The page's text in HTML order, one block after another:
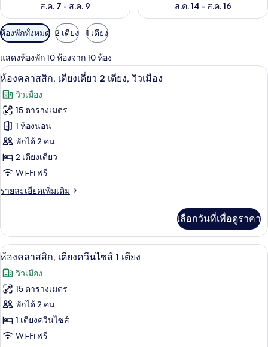
ส.ค. 7 - ส.ค. 9
ส.ค. 14 - ส.ค. 16
ตัว
กรอง
ที่
มี
ให้
สำหรับ
ห้อง
พัก
ห้องพักทั้งหมด 2 เตียง 1 เตียง
แสดงห้องพัก 10 ห้องจาก 10 ห้อง
เปิด
ภาพถ่าย
ทั้งหมด
ของ
ห้อง
คลาส
สิก,
เตียง
2
เตียง,
วิว
เมือง
ห้องคลาสสิก, เตียงเดี่ยว 2 เตียง, วิว
3
ห้องคลาสสิก, เตียงเดี่ยว 2 เตียง, วิวเมือง
วิวเมือง
15 ตารางเมตร
1 ห้องนอน
พักได้ 2 คน
2 เตียงเดี่ยว
Wi-Fi ฟรี
รายละเอียดเพิ่มเติม
ราย
เกี่ยว
กับ
ห้อง
สิก,
เตียง
เดี่ยว
2
เตียง,
วิว
เมือง
เลือกวันที่เพื่อดูราคา
เปิด
ภาพถ่าย
ทั้งหมด
ของ
ห้อง
คลาส
มินิบาร์, โต๊ะทำงาน, พื้นที่ทำงานแบบใ
3
ห้องคลาสสิก, เตียงควีนไซส์ 1 เตียง
วิวเมือง
15 ตารางเมตร
พักได้ 2 คน
1 เตียงควีนไซส์
Wi-Fi ฟรี